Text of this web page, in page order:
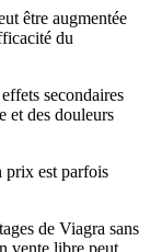
être augmentée
du
secondaires
et des douleurs
prix est parfois
de Viagra sans